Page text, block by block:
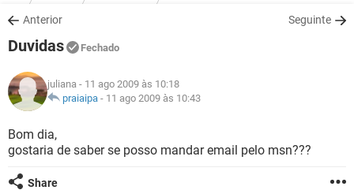
OUTLOOK
INSTAGRAM
GUIA DE COMPRAS
JOGOS
INSTAGRAM
GUIA DE COMPRAS
DOWNLOADS
JOGOS
CELULAR
OUTLOOK EXCEL
INSTAGRAM
GUIA DE COMPRAS
JOGOS
CELULAR
OUTLOOK
GLOSSÁRIO
JOGOS
CELULAR FACEBOOK
OUTLOOK
Anterior Seguinte
Duvidas Fechado
juliana - 11 ago 2009 às 10:18
praiaipa - 11 ago 2009 às 10:43
Bom dia,
gostaria de saber se posso mandar email pelo msn???
Share